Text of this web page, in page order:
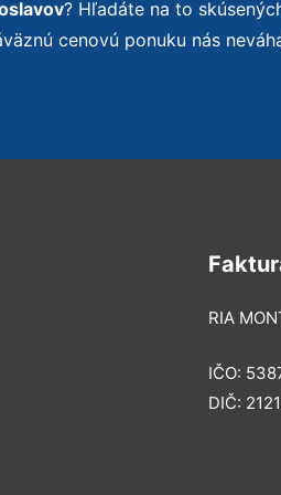
? Hľadáte na to
cenovú ponuku nás
RIA
IČO:
DIČ: